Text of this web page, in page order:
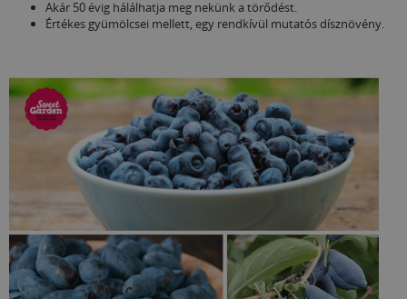
Akár 50 évig hálálhatja meg nekünk a törődést.
Értékes gyümölcsei mellett, egy rendkívül mutatós dísznövény.